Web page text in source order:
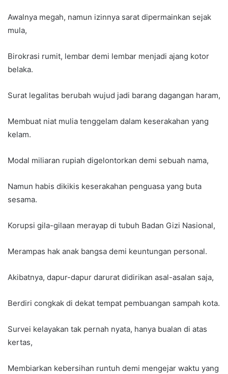
Awalnya megah, namun izinnya sarat dipermainkan sejak
mula,
Birokrasi rumit, lembar demi lembar menjadi ajang kotor
belaka.
Surat legalitas berubah wujud jadi barang dagangan haram,
Membuat niat mulia tenggelam dalam keserakahan yang
kelam.
Modal miliaran rupiah digelontorkan demi sebuah nama,
Namun habis dikikis keserakahan penguasa yang buta
sesama.
Korupsi gila-gilaan merayap di tubuh Badan Gizi Nasional,
Merampas hak anak bangsa demi keuntungan personal.
Akibatnya, dapur-dapur darurat didirikan asal-asalan saja,
Berdiri congkak di dekat tempat pembuangan sampah kota.
Survei kelayakan tak pernah nyata, hanya bualan di atas
kertas,
Membiarkan kebersihan runtuh demi mengejar waktu yang